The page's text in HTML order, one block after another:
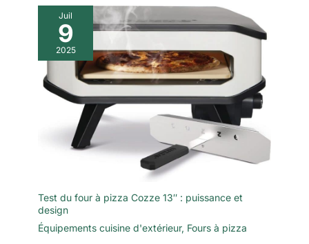
Juil
9
2025
Test du four à pizza Cozze 13″ : puissance et
design
Équipements cuisine d'extérieur, Fours à pizza